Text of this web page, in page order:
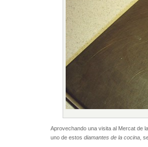
Aprovechando una visita al Mercat de
uno de estos diamantes de la cocina ,